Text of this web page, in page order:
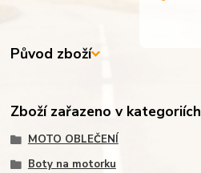
Původ zboží
Zboží zařazeno v kategoriích
MOTO OBLEČENÍ
Boty na motorku